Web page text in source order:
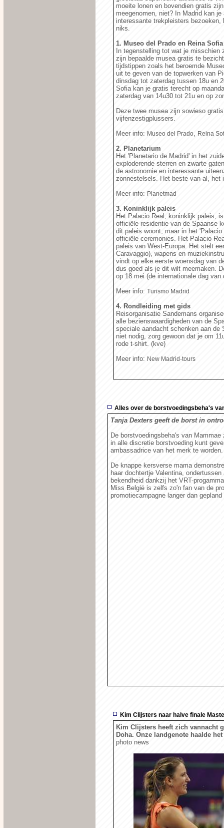
moeite lonen en bovendien gratis
meegenomen, niet? In Madrid kan
interessante trekpleisters bezoeken,
niks.
1. Museo del Prado en Reina Sofia
In tegenstelling tot wat je misschien
zijn bepaalde musea gratis te
tijdstippen zoals het beroemde
uit te geven van de topwerken van
dinsdag tot zaterdag tussen 18u en
Sofia kan je gratis terecht op
zaterdag van 14u30 tot 21u en op
Deze twee musea zijn sowieso
vijfenzestigplussers.
Meer info: Museo del Prado Reina
2. Planetarium
Het 'Planetario de Madrid' in het
exploderende sterren en zwarte
de astronomie en interessante
zonnestelsels. Het beste van al, het
Meer info: Planetmad
3. Koninklijk paleis
Het Palacio Real, koninklijk paleis,
officiële residentie van de Spaanse
dit paleis woont, maar in het
officiële ceremonies. Het Palacio
paleis van West-Europa. Het stelt
Caravaggio), wapens en
vindt op elke eerste woensdag van
dus goed als je dit wilt meemaken.
op 18 mei (de internationale dag van
Meer info: Turismo Madrid
4. Rondleiding met gids
Reisorganisatie Sandemans
alle bezienswaardigheden van de
speciale aandacht schenken aan de
niet nodig, zorg gewoon dat je om
rode t-shirt. (kve)
Meer info: New Madrid-tours
Alles over de borstvoedingsbeha's
Tanja Dexters geeft de borst in
De borstvoedingsbeha's van
in alle discretie borstvoeding kunt
ambassadrice van het merk te worden.
De knappe kersverse mama
haar dochtertje Valentina,
bekendheid dankzij het VRT-
Miss België is zelfs zo'n fan van de
promotiecampagne langer dan
Kim Clijsters naar halve finale
Kim Clijsters heeft zich vannacht
Doha. Onze landgenote haalde
photo news